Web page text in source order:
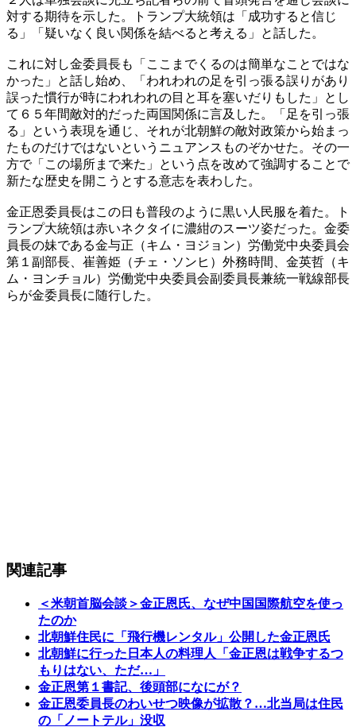
対する期待を示した。トランプ大統領は「成功すると信じ
る」「疑いなく良い関係を結べると考える」と話した。
これに対し金委員長も「ここまでくるのは簡単なことではな
かった」と話し始め、「われわれの足を引っ張る誤りがあり
誤った慣行が時にわれわれの目と耳を塞いだりもした」とし
て６５年間敵対的だった両国関係に言及した。「足を引っ張
る」という表現を通じ、それが北朝鮮の敵対政策から始まっ
たものだけではないというニュアンスものぞかせた。その一
方で「この場所まで来た」という点を改めて強調することで
新たな歴史を開こうとする意志を表わした。
金正恩委員長はこの日も普段のように黒い人民服を着た。ト
ランプ大統領は赤いネクタイに濃紺のスーツ姿だった。金委
員長の妹である金与正（キム・ヨジョン）労働党中央委員会
第１副部長、崔善姫（チェ・ソンヒ）外務時間、金英哲（キ
ム・ヨンチョル）労働党中央委員会副委員長兼統一戦線部長
らが金委員長に随行した。
関連記事
＜米朝首脳会談＞金正恩氏、なぜ中国国際航空を使っ
たのか
北朝鮮住民に「飛行機レンタル」公開した金正恩氏
北朝鮮に行った日本人の料理人「金正恩は戦争するつ
もりはない、ただ…」
金正恩第１書記、後頭部になにが？
金正恩委員長のわいせつ映像が拡散？…北当局は住民
の「ノートテル」没収